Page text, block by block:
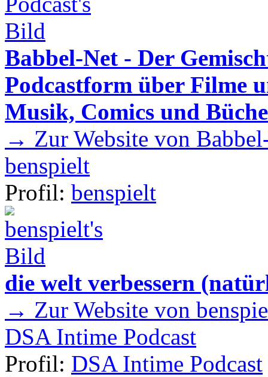
Babbel-Net - Der
Podcastform über Filme
Musik, Comics und
→ Zur Website von
benspielt
Profil: benspielt
die welt verbessern
→ Zur Website von
DSA Intime Podcast
Profil: DSA Intime Podcast